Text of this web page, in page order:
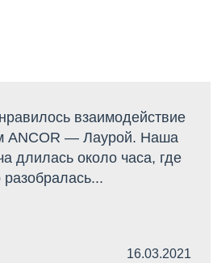
взаимодействие
ANCOR — Лаурой. Наша
длилась около часа, где
16.03.2021